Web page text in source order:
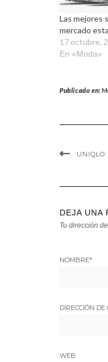
Las mejores
mercado
17 octubre,
En «Moda»
Publicado en:
DEJA UNA
Tu dirección
NOMBRE*
DIRECCIÓN DE
WEB